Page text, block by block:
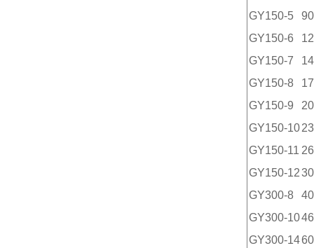
GY150-5
GY150-6
GY150-7
GY150-8
GY150-9
GY150-10
GY150-11
GY150-12
GY300-8
GY300-10
GY300-14